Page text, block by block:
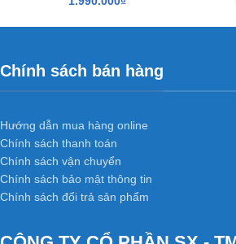
Kích thước tiêu chuẩn: 800 x 2.100mm
Quý khách vui lòng liên hệ ngay để được tư
HỆ THỐNG XƯỞNG SẢN XUẤT
Xưởng 1 : 35/T2 Vườn Lài, P. An
Xưởng 2 :Số 361 TX25, Phường
Chính sách bán hàng
Hướng dẫn mua hàng online
Chính sách thanh toán
Chính sách vận chuyển
Chính sách bảo mật thông tin
Chính sách đổi trả sản phẩm